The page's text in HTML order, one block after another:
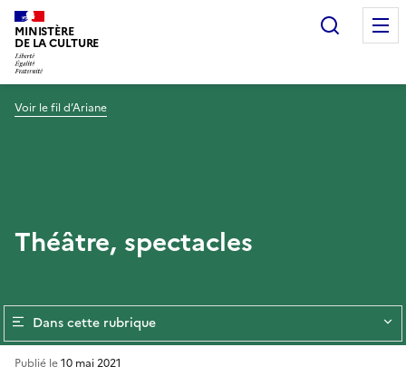
MINISTÈRE
DE LA CULTURE
Voir le fil d’Ariane
Théâtre, spectacles
Dans cette rubrique
Publié le10 mai 2021